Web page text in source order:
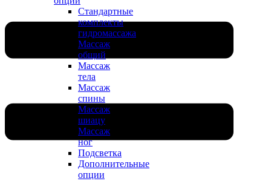
Стандартные
комплекты
гидромассажа
Массаж
общий
Массаж
тела
Массаж
спины
Массаж
шиацу
Массаж
ног
Подсветка
Дополнительные
опции